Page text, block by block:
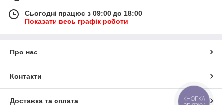
Сьогодні працює з 09:00 до 18:00
Показати весь графік роботи
Про нас
Контакти
Доставка та оплата
КНОПКА